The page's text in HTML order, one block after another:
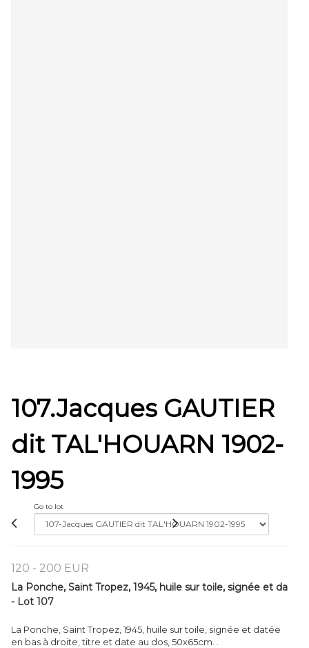
107.Jacques GAUTIER
dit TAL'HOUARN 1902-
1995
Go to lot
120 - 200 EUR
La Ponche, Saint Tropez, 1945, huile sur toile, signée et da
- Lot 107
La Ponche, Saint Tropez, 1945, huile sur toile, signée et datée
en bas à droite, titre et date au dos, 50x65cm. .